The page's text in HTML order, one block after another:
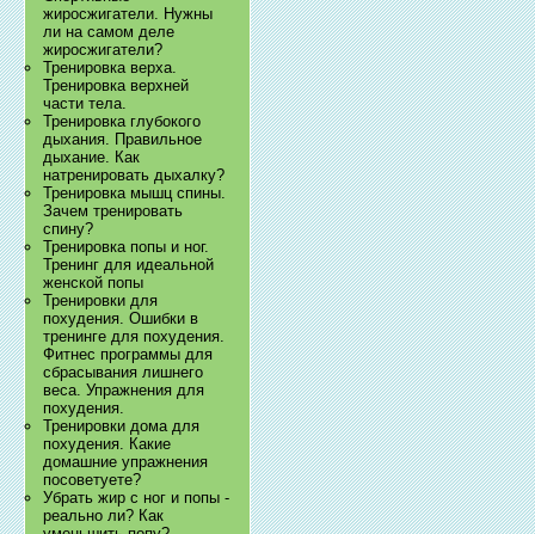
жиросжигатели. Нужны
ли на самом деле
жиросжигатели?
Тренировка верха.
Тренировка верхней
части тела.
Тренировка глубокого
дыхания. Правильное
дыхание. Как
натренировать дыхалку?
Тренировка мышц спины.
Зачем тренировать
спину?
Тренировка попы и ног.
Тренинг для идеальной
женской попы
Тренировки для
похудения. Ошибки в
тренинге для похудения.
Фитнес программы для
сбрасывания лишнего
веса. Упражнения для
похудения.
Тренировки дома для
похудения. Какие
домашние упражнения
посоветуете?
Убрать жир с ног и попы -
реально ли? Как